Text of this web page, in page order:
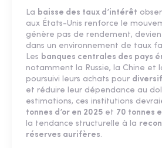
La baisse des taux d’intérêt
aux États-Unis renforce le
génère pas de rendement,
dans un environnement de taux
Les banques centrales des pays
notamment la Russie, la Chine et
poursuivi leurs achats pour
et réduire leur dépendance au
estimations, ces institutions
tonnes d’or en 2025 et 70 tonnes
la tendance structurelle à la
réserves aurifères.